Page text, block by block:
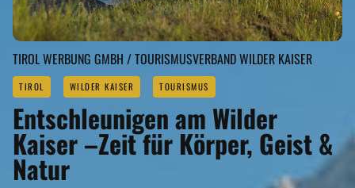
TIROL WERBUNG GMBH / TOURISMUSVERBAND WILDER KAISER
TIROL WILDER KAISER TOURISMUS
Entschleunigen am Wilder
Kaiser –Zeit für Körper, Geist &
Natur